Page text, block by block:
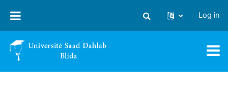
Toggle search input
Log in